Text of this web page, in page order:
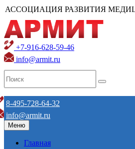
АССОЦИАЦИЯ РАЗВИТИЯ
+7-916-628-59-46
info@armit.ru
8-495-728-64-32
info@armit.ru
Меню
Главная